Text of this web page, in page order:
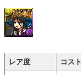
レア度 コスト